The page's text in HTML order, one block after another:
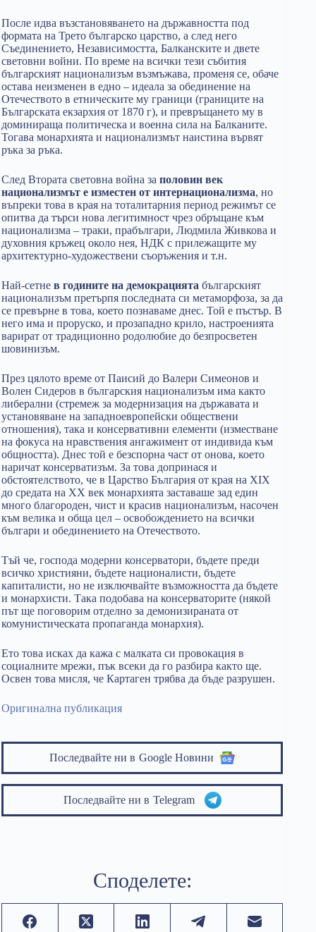
После идва възстановяването на държавността под
формата на Трето българско царство, а след него
Съединението, Независимостта, Балканските и двете
световни войни. По време на всички тези събития
българският национализъм възмъжава, променя се, обаче
остава неизменен в едно – идеала за обединение на
Отечеството в етническите му граници (границите на
Българската екзархия от 1870 г), и превръщането му в
доминираща политическа и военна сила на Балканите.
Тогава монархията и национализмът наистина вървят
ръка за ръка.
След Втората световна война за половин век
национализмът е изместен от интернационализма, но
въпреки това в края на тоталитарния период режимът се
опитва да търси нова легитимност чрез обръщане към
национализма – траки, прабългари, Людмила Живкова и
духовния кръжец около нея, НДК с прилежащите му
архитектурно-художествени съоръжения и т.н.
Най-сетне в годините на демокрацията българският
национализъм претърпя последната си метаморфоза, за да
се превърне в това, което познаваме днес. Той е пъстър. В
него има и проруско, и прозападно крило, настроенията
варират от традиционно родолюбие до безпросветен
шовинизъм.
През цялото време от Паисий до Валери Симеонов и
Волен Сидеров в българския национализъм има както
либерални (стремеж за модернизация на държавата и
установяване на западноевропейски обществени
отношения), така и консервативни елементи (изместване
на фокуса на нравствения ангажимент от индивида към
общността). Днес той е безспорна част от онова, което
наричат консерватизъм. За това допринася и
обстоятелството, че в Царство България от края на XIX
до средата на XX век монархията заставаше зад един
много благороден, чист и красив национализъм, насочен
към велика и обща цел – освобождението на всички
българи и обединението на Отечеството.
Тъй че, господа модерни консерватори, бъдете преди
всичко християни, бъдете националисти, бъдете
капиталисти, но не изключвайте възможността да бъдете
и монархисти. Така подобава на консерваторите (някой
път ще поговорим отделно за демонизираната от
комунистическата пропаганда монархия).
Ето това исках да кажа с малката си провокация в
социалните мрежи, пък всеки да го разбира както ще.
Освен това мисля, че Картаген трябва да бъде разрушен.
Оригинална публикация
Последвайте ни в Google Новини
Последвайте ни в Telegram
Споделете: